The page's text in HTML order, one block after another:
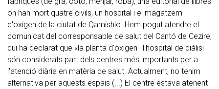
on han mort quatre civils, un hospital i el magatzem
d'oxigen de la ciutat de Qamishlo. Hem pogut atendre el
comunicat del corresponsable de salut del Cantó de Cezire,
qui ha declarat que «la planta d'oxigen i l'hospital de diàlisi
són considerats part dels centres més importants per a
l'atenció diària en matèria de salut. Actualment, no tenim
alternativa per aquests espais (...) El centre estava atenent